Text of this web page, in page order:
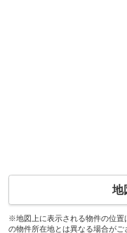
地
※地図上に表示される物件の位置
の物件所在地とは異なる場合がご